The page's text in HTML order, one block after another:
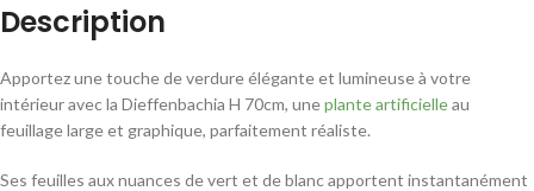
Description
Apportez une touche de verdure élégante et lumineuse à votre
intérieur avec la Dieffenbachia H 70cm, uneplante artificielleau
feuillage large et graphique, parfaitement réaliste.
Ses feuilles aux nuances de vert et de blanc apportent instantanément